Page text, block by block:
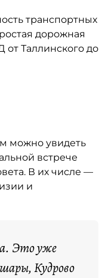
транспортных
дорожная
Таллинского до
можно увидеть
встрече
В их числе —
и
Это уже
Кудрово